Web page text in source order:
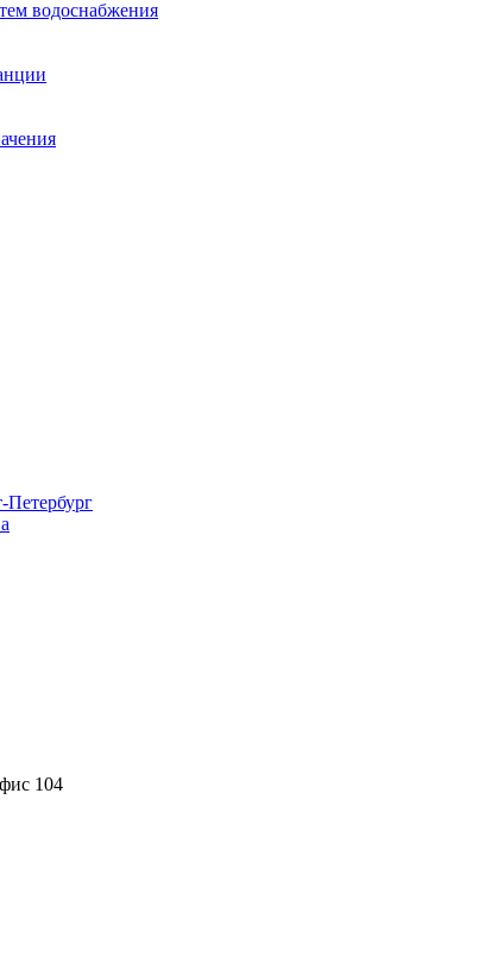
водоснабжения
Петербург
104